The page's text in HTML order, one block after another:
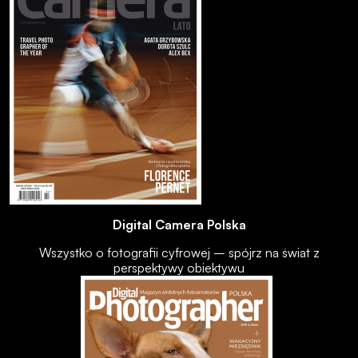
Digital Camera Polska
Wszystko o fotografii cyfrowej – spójrz na świat z
perspektywy obiektywu